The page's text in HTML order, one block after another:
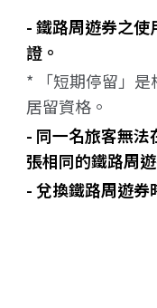
- 鐵路周遊券之使
證。
* 「短期停留 」
居留資格。
- 同一名旅客無法
張相同的鐵路周遊
- 兌換鐵路周遊券